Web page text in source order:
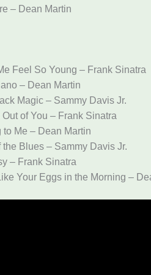
– Dean Martin
Feel So Young – Frank Sinatra
– Dean Martin
Magic – Sammy Davis Jr.
Out of You – Frank Sinatra
to Me – Dean Martin
the Blues – Sammy Davis Jr.
– Frank Sinatra
Your Eggs in the Morning –